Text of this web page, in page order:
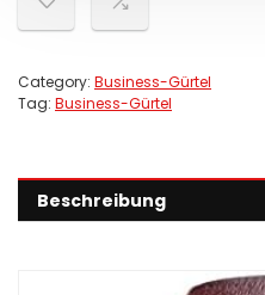
Category: Business-Gürtel
Tag: Business-Gürtel
Beschreibung